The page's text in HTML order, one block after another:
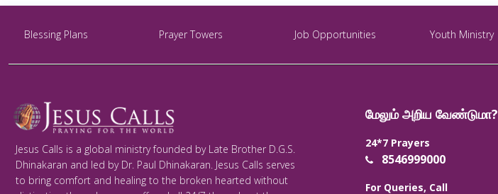
Blessing Plans Prayer Towers Job Opportunities Youth Ministry
Jesus Calls is a global ministry founded by Late Brother D.G.S.
Dhinakaran and led by Dr. Paul Dhinakaran. Jesus Calls serves
to bring comfort and healing to the broken hearted without
மேலும் அறிய வேண்டுமா?
24*7 Prayers
8546999000
For Queries, Call